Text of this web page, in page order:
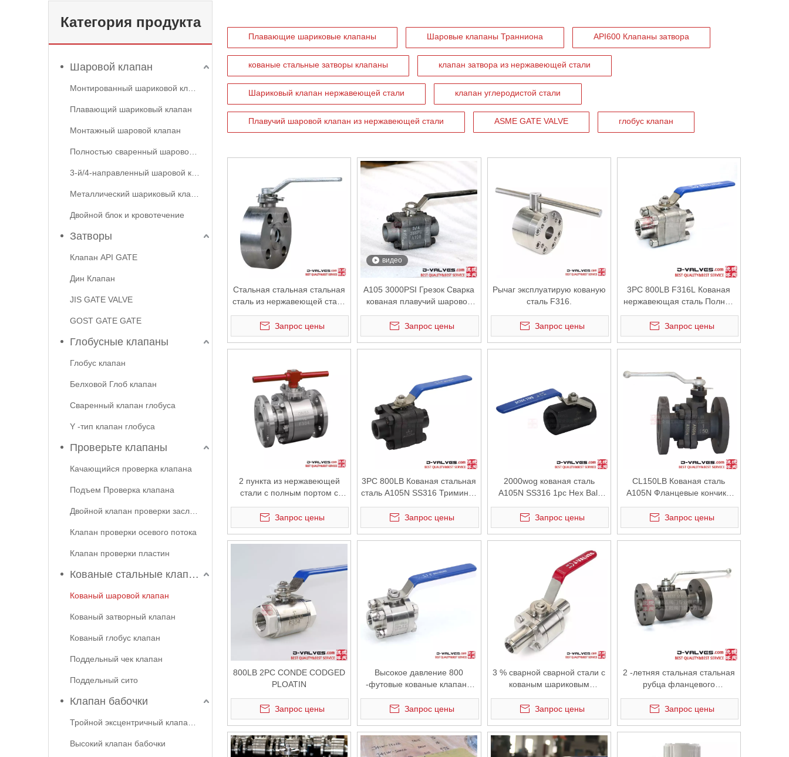
Категория продукта
Шаровой клапан
Плавающий шариковый клапан
Монтажный шаровой клапан
Двойной блок и кровотечение
Затворы
Клапан API GATE
Дин Клапан
JIS GATE VALVE
GOST GATE GATE
Глобусные клапаны
Глобус клапан
Белховой Глоб клапан
Сваренный клапан глобуса
Y -тип клапан глобуса
Проверьте клапаны
Качающийся проверка клапана
Подъем Проверка клапана
Клапан проверки осевого потока
Клапан проверки пластин
Кованые стальные клапаны
Кованый шаровой клапан
Кованый затворный клапан
Кованый глобус клапан
Поддельный чек клапан
Поддельный сито
Клапан бабочки
Высокий клапан бабочки
Плавающие шариковые клапаны Шаровые клапаны Транниона API600 Клапаны затвора
кованые стальные затворы клапаны клапан затвора из нержавеющей стали
Шариковый клапан нержавеющей стали клапан углеродистой стали
Плавучий шаровой клапан из нержавеющей стали ASME GATE VALVE глобус клапан
Стальная стальная стальная
сталь из нержавеющей стали
Запрос цены
видео
A105 3000PSI Грезок Сварка
кованая плавучий шаровой
Запрос цены
Рычаг эксплуатирую кованую
сталь F316.
Запрос цены
3PC 800LB F316L Кованая
нержавеющая сталь Полная
Запрос цены
2 пункта из нержавеющей
стали с полным портом с
шариковой клапан
Запрос цены
3PC 800LB Кованая стальная
сталь A105N SS316 Триминка
шариковых шариков
Запрос цены
2000wog кованая сталь
A105N SS316 1pc Hex Ball
Запрос цены
CL150LB Кованая сталь
A105N Фланцевые кончики
клапан
Запрос цены
800LB 2PC CONDE CODGED
PLOATIN
Запрос цены
Высокое давление 800
-футовые кованые клапаны
шариковые клапаны
Запрос цены
3 % сварной сварной стали с
кованым шариковым
Запрос цены
2 -летняя стальная стальная
рубца фланцевого
Запрос цены